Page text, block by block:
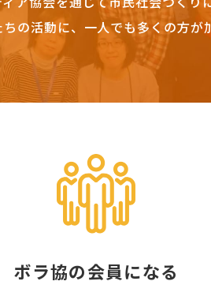
の活動に、一人でも多くの方が
ボラ協の会員になる